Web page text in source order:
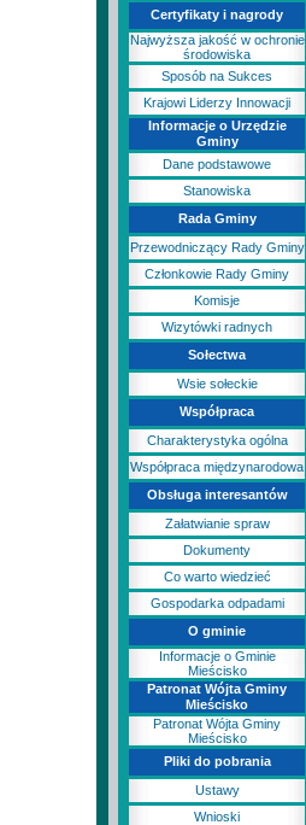
Certyfikaty i nagrody
Najwyższa jakość w ochronie
środowiska
Sposób na Sukces
Krajowi Liderzy Innowacji
Informacje o Urzędzie
Gminy
Dane podstawowe
Stanowiska
Rada Gminy
Przewodniczący Rady Gminy
Członkowie Rady Gminy
Komisje
Wizytówki radnych
Sołectwa
Wsie sołeckie
Współpraca
Charakterystyka ogólna
Współpraca międzynarodowa
Obsługa interesantów
Załatwianie spraw
Dokumenty
Co warto wiedzieć
Gospodarka odpadami
O gminie
Informacje o Gminie
Mieścisko
Patronat Wójta Gminy
Mieścisko
Patronat Wójta Gminy
Mieścisko
Pliki do pobrania
Ustawy
Wnioski